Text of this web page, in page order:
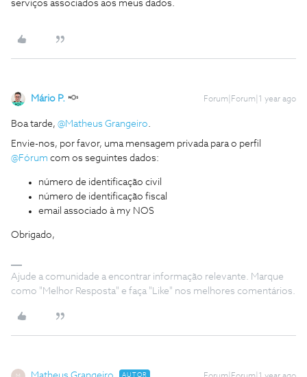
serviços associados aos meus dados.
Mário P. Forum|Forum|1 year ago
Boa tarde, ​ @Matheus Grangeiro.
Envie-nos, por favor, uma mensagem privada para o perfil ​
@Fórum com os seguintes dados:
número de identificação civil
número de identificação fiscal
email associado à my NOS
Obrigado,
Ajude a comunidade a encontrar informação relevante. Marque
como "Melhor Resposta" e faça "Like" nos melhores comentários.
AUTOR